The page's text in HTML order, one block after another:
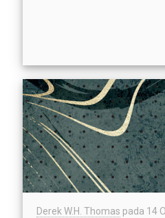
Derek W.H. Thomas pada 14